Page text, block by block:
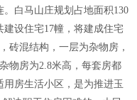
白马山庄规划占地面积130
设住宅17幢，将建成住宅
砖混结构，一层为杂物房，
物房为2.8米高，每套房都
房生活小区，是为推进玉